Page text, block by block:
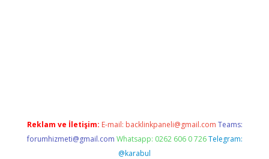
Reklam ve İletişim: E-mail: backlinkpaneli@gmail.com Teams:
forumhizmeti@gmail.com Whatsapp: 0262 606 0 726 Telegram:
@karabul